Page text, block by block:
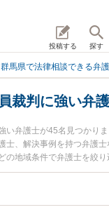
投稿する 探す
群馬県で法律相談できる弁
裁判に強い弁
い弁護士が45名見つかり
士、解決事例を持つ弁護
の地域条件で弁護士を絞
、再犯・前科あり等の細
法律事務所の髙野 鉄平弁